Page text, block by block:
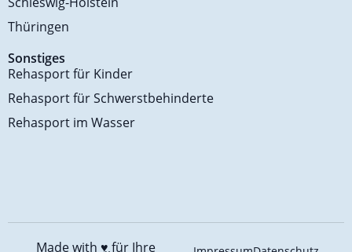
Thüringen
Sonstiges
Rehasport für Kinder
Rehasport für Schwerstbehinderte
Rehasport im Wasser
Made with ♥️für Ihre